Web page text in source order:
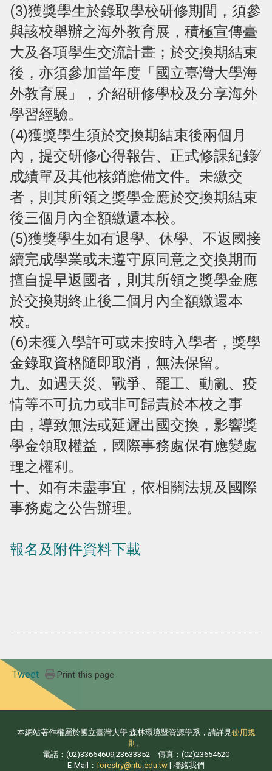
(3)獲獎學生於錄取學校研修期間，須參
與該校舉辦之海外教育展，積極宣傳臺
大及各項學生交流計畫；於交換期結束
後，亦須參加當年度「國立臺灣大學海
外教育展」，介紹研修學校及分享海外
學習經驗。
(4)獲獎學生須於交換期結束後兩個月
內，提交研修心得報告、正式修課紀錄∕
成績單及其他核銷應備文件。未繳交
者，則其所領之獎學金應於交換期結束
後三個月內全額繳還本校。
(5)獲獎學生如有退學、休學、不返國接
續完成學業或未遵守原同意之交換期而
擅自提早返國者，則其所領之獎學金應
於交換期終止後二個月內全額繳還本
校。
(6)未獲入學許可或未按時入學者，獎學
金錄取資格隨即取消，無法保留。
九、如遇天災、戰爭、罷工、動亂、疫
情等不可抗力或非可歸責於本校之事
由，導致無法或延遲出國交換，影響獎
學金領取權益，國際事務處保有應變處
理之權利。
十、如有未盡事宜，依相關法規及國際
事務處之公告辦理。
報名及附件資料下載
Tweet Print this page
本網站著作權屬於國立臺灣大學 森林環境暨資源學系，請詳見使用規
則 。
電話：(02)33664609,23633352 傳真：(02)23654520
E-Mail： forestry@ntu.edu.tw | 聯絡我們